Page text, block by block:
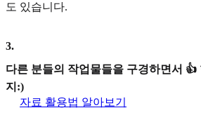
도 있습니다.
3.
다른 분들의 작업물들을 구경하면서
지:)
자료 활용법 알아보기